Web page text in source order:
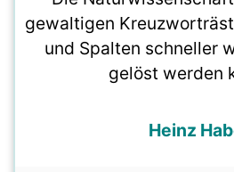
gewaltigen
und Spalten schneller
gelöst werden
Heinz